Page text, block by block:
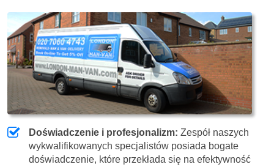
Doświadczenie i profesjonalizm: Zespół naszych
wykwalifikowanych specjalistów posiada bogate
doświadczenie, które przekłada się na efektywność